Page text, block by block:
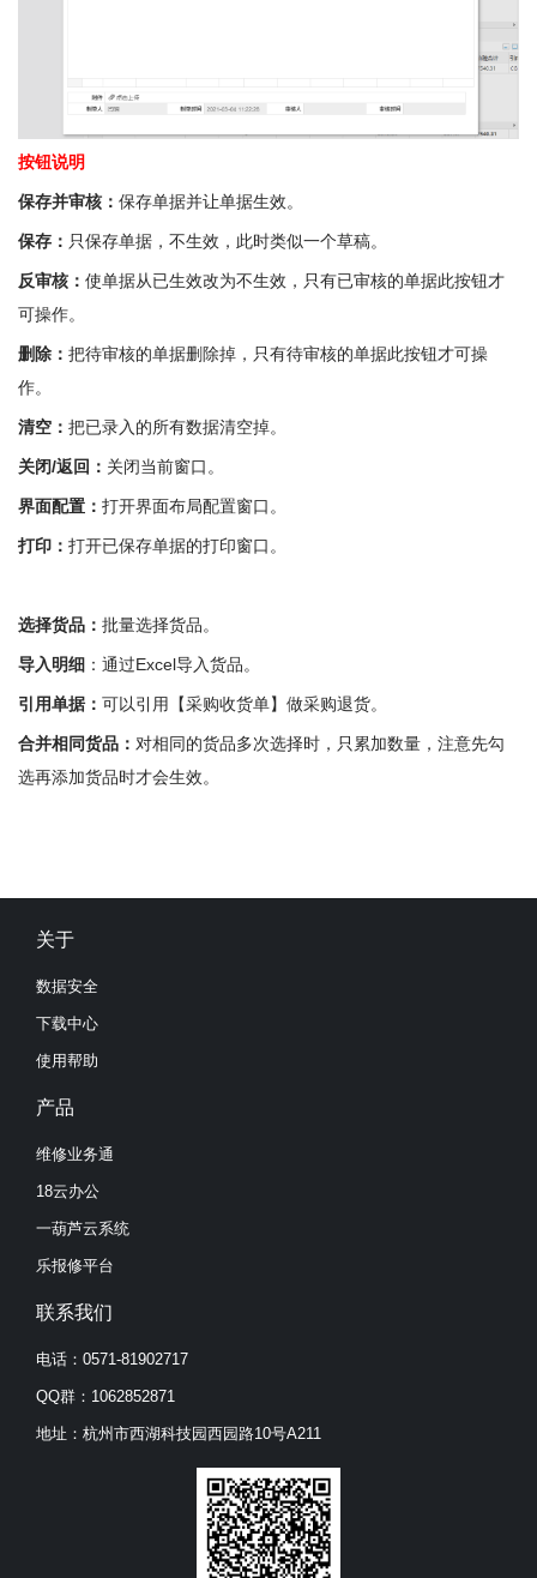
按钮说明
保存并审核： 保存单据并让单据生效。
保存： 只保存单据，不生效，此时类似一个草稿。
反审核： 使单据从已生效改为不生效，只有已审核的单据此按钮才
可操作。
删除： 把待审核的单据删除掉，只有待审核的单据此按钮才可操
作。
清空： 把已录入的所有数据清空掉。
关闭/返回： 关闭当前窗口。
界面配置： 打开界面布局配置窗口。
打印： 打开已保存单据的打印窗口。
选择货品： 批量选择货品。
导入明细 ：通过Excel导入货品。
引用单据： 可以引用【采购收货单】做采购退货。
合并相同货品： 对相同的货品多次选择时，只累加数量，注意先勾
选再添加货品时才会生效。
关于
数据安全
下载中心
使用帮助
产品
维修业务通
18云办公
一葫芦云系统
乐报修平台
联系我们
电话：0571-81902717
QQ群：1062852871
地址：杭州市西湖科技园西园路10号A211